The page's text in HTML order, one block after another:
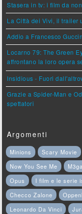
Stasera in tv: i film da
La Città dei Vivi, il trailer
Addio a Francesco
Locarno 79: The Green
affrontano la loro opera
Insidious - Fuori
Grazie a Spider-Man e
spettatori
Argomenti
Minions Scary Movie
Now You See Me
Opus
I film e le serie
Checco Zalone
Leonardo Da Vinci